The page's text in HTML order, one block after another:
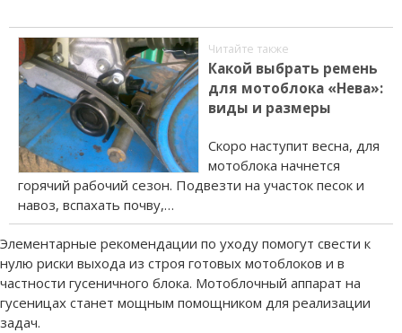
Читайте также
Какой выбрать ремень
для мотоблока «Нева»:
виды и размеры
Скоро наступит весна, для
мотоблока начнется
горячий рабочий сезон. Подвезти на участок песок и
навоз, вспахать почву,…
Элементарные рекомендации по уходу помогут свести к
нулю риски выхода из строя готовых мотоблоков и в
частности гусеничного блока. Мотоблочный аппарат на
гусеницах станет мощным помощником для реализации
задач.